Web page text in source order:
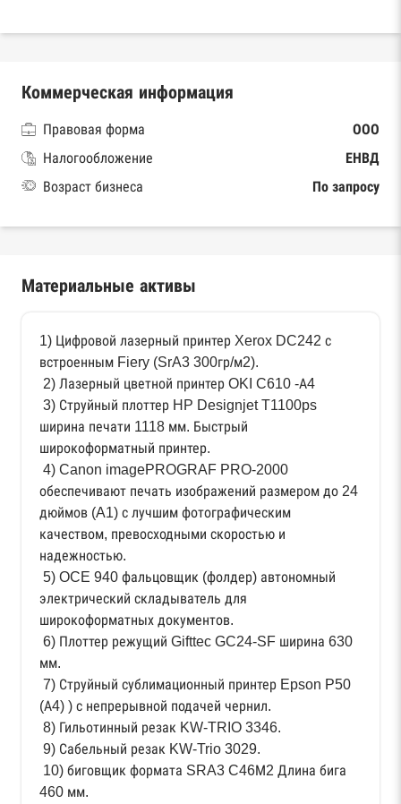
Коммерческая информация
Правовая форма
ООО
Налогообложение
ЕНВД
Возраст бизнеса
По запросу
Материальные активы
1) Цифровой лазерный принтер Xerox DC242 с
встроенным Fiery (SrA3 300гр/м2).
2) Лазерный цветной принтер OKI C610 -А4
3) Струйный плоттер HP Designjet T1100ps
ширина печати 1118 мм. Быстрый
широкоформатный принтер.
4) Canon imagePROGRAF PRO-2000
обеспечивают печать изображений размером до 24
дюймов (A1) с лучшим фотографическим
качеством, превосходными скоростью и
надежностью.
5) OCE 940 фальцовщик (фолдер) автономный
электрический складыватель для
широкоформатных документов.
6) Плоттер режущий Gifttec GC24-SF ширина 630
мм.
7) Струйный сублимационный принтер Epson P50
(А4) ) с непрерывной подачей чернил.
8) Гильотинный резак KW-TRIO 3346.
9) Сабельный резак KW-Trio 3029.
10) биговщик формата SRA3 C46М2 Длина бига
460 мм.